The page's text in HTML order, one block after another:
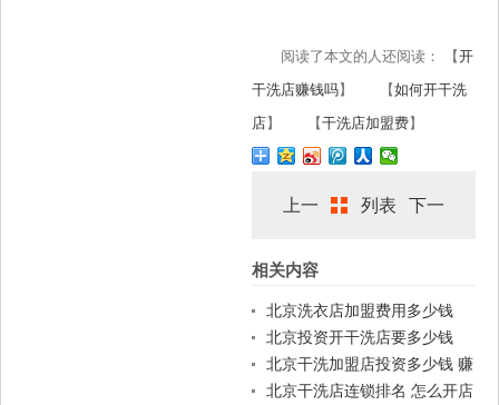
阅读了本文的人还阅读： 【开
干洗店赚钱吗】 【如何开干洗
店】 【干洗店加盟费】
上一
篇
列表 下一
相关内容
北京洗衣店加盟费用多少钱
北京投资开干洗店要多少钱
北京干洗加盟店投资多少钱 赚
钱吗
北京干洗店连锁排名 怎么开店